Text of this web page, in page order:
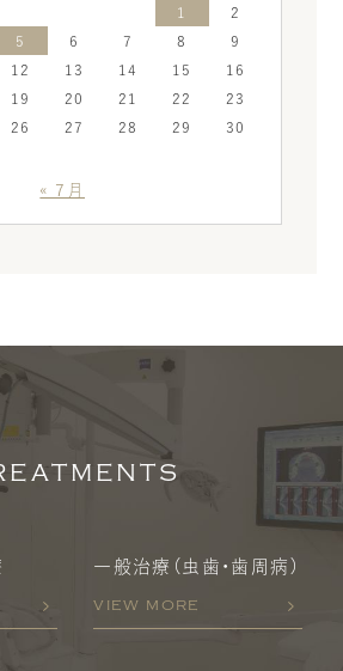
1
2
5 6 7 8
9
12 13 14 15
16
19 20 21 22
23
26 27 28 29
30
« 7月
一般治療 （虫歯・歯周病）
VIEW MORE